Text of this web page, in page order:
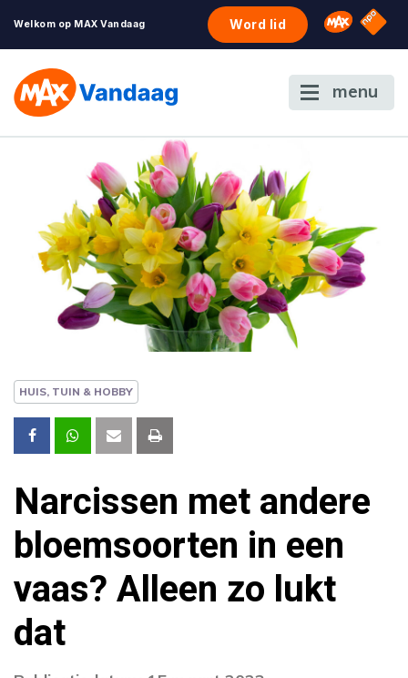
Welkom op MAX Vandaag Word lid Omroep
NPO
menu
HUIS, TUIN & HOBBY
Narcissen met andere
bloemsoorten in een
vaas? Alleen zo lukt
dat